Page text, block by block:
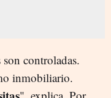
controladas.
inmobiliario.